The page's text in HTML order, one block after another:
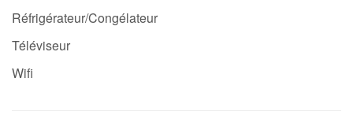
Réfrigérateur/Congélateur
Téléviseur
Wifi